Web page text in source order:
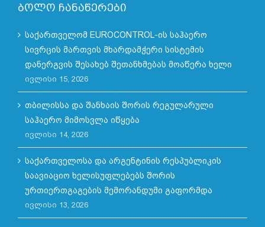
ბოლო ჩანაწერები
საქართველომ EUROCONTROL-ის საჰაერო
სივრცის მართვის მხარდამჭერი სისტემის
დანერგვის შესახებ შეთანხმებას მოაწერა ხელი
ივლისი 15, 2026
თბილისსა და შანხაის შორის რეგულარული
საჰაერო მიმოსვლა იწყება
ივლისი 14, 2026
საქართველოსა და არგენტინის რესპუბლიკის
საავიაციო ხელისუფლებებს შორის
ურთიერთგაგების მემორანდუმი გაფორმდა
ივლისი 13, 2026